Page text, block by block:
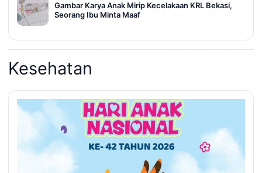
Gambar Karya Anak Mirip Kecelakaan KRL Bekasi,
Seorang Ibu Minta Maaf
Kesehatan